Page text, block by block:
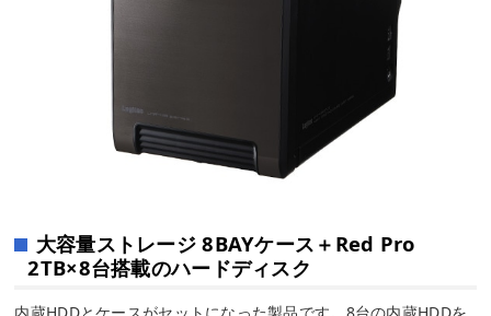
大容量ストレージ 8BAYケース＋Red Pro
2TB×8台搭載のハードディスク